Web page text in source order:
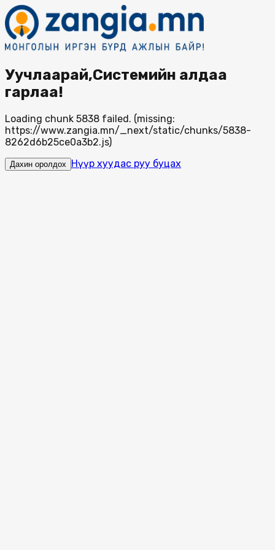
Уучлаарай,Системийн алдаа
гарлаа!
Loading chunk 5838 failed. (missing:
https://www.zangia.mn/_next/static/chunks/5838-
8262d6b25ce0a3b2.js)
Дахин оролдох Нүүр хуудас руу буцах